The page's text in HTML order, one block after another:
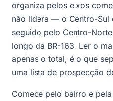
organiza pelos eixos
não lidera — o Centro-Sul
seguido pelo Centro-
longo da BR-163. Ler o
apenas o total, é o que
uma lista de prospecção
Comece pelo bairro e